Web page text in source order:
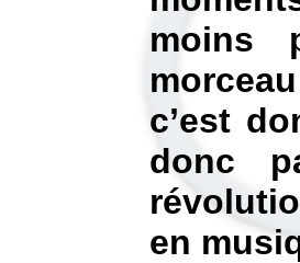
moins
c’est
donc
en